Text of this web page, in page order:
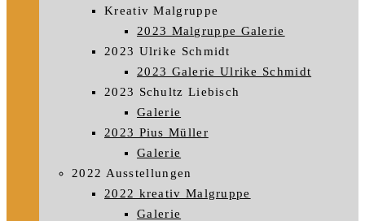
Kreativ Malgruppe
2023 Malgruppe Galerie
2023 Ulrike Schmidt
2023 Galerie Ulrike Schmidt
2023 Schultz Liebisch
Galerie
2023 Pius Müller
Galerie
2022 Ausstellungen
2022 kreativ Malgruppe
Galerie